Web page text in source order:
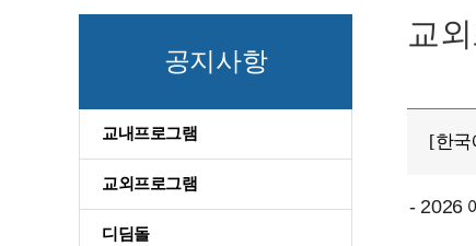
공지사항
교내프로그램
교외프로그램
디딤돌
교
[한국
- 2026